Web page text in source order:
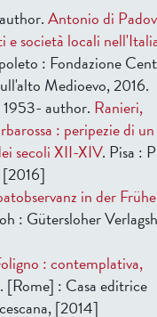
Antonio di
e società locali
: Fondazione
Medioevo, 2016.
author. Ranieri,
: peripezie di un
secoli XII-XIV. Pisa :
[2016]
in der
: Gütersloher
: contemplativa,
. [Rome] : Casa editrice
[2014]